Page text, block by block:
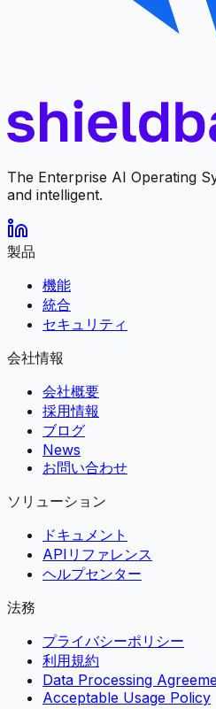
The Enterprise AI Operating
and intelligent.
製品
機能
統合
セキュリティ
会社情報
会社概要
採用情報
ブログ
News
お問い合わせ
ソリューション
ドキュメント
APIリファレンス
ヘルプセンター
法務
プライバシーポリシー
利用規約
Data Processing
Acceptable Usage Policy